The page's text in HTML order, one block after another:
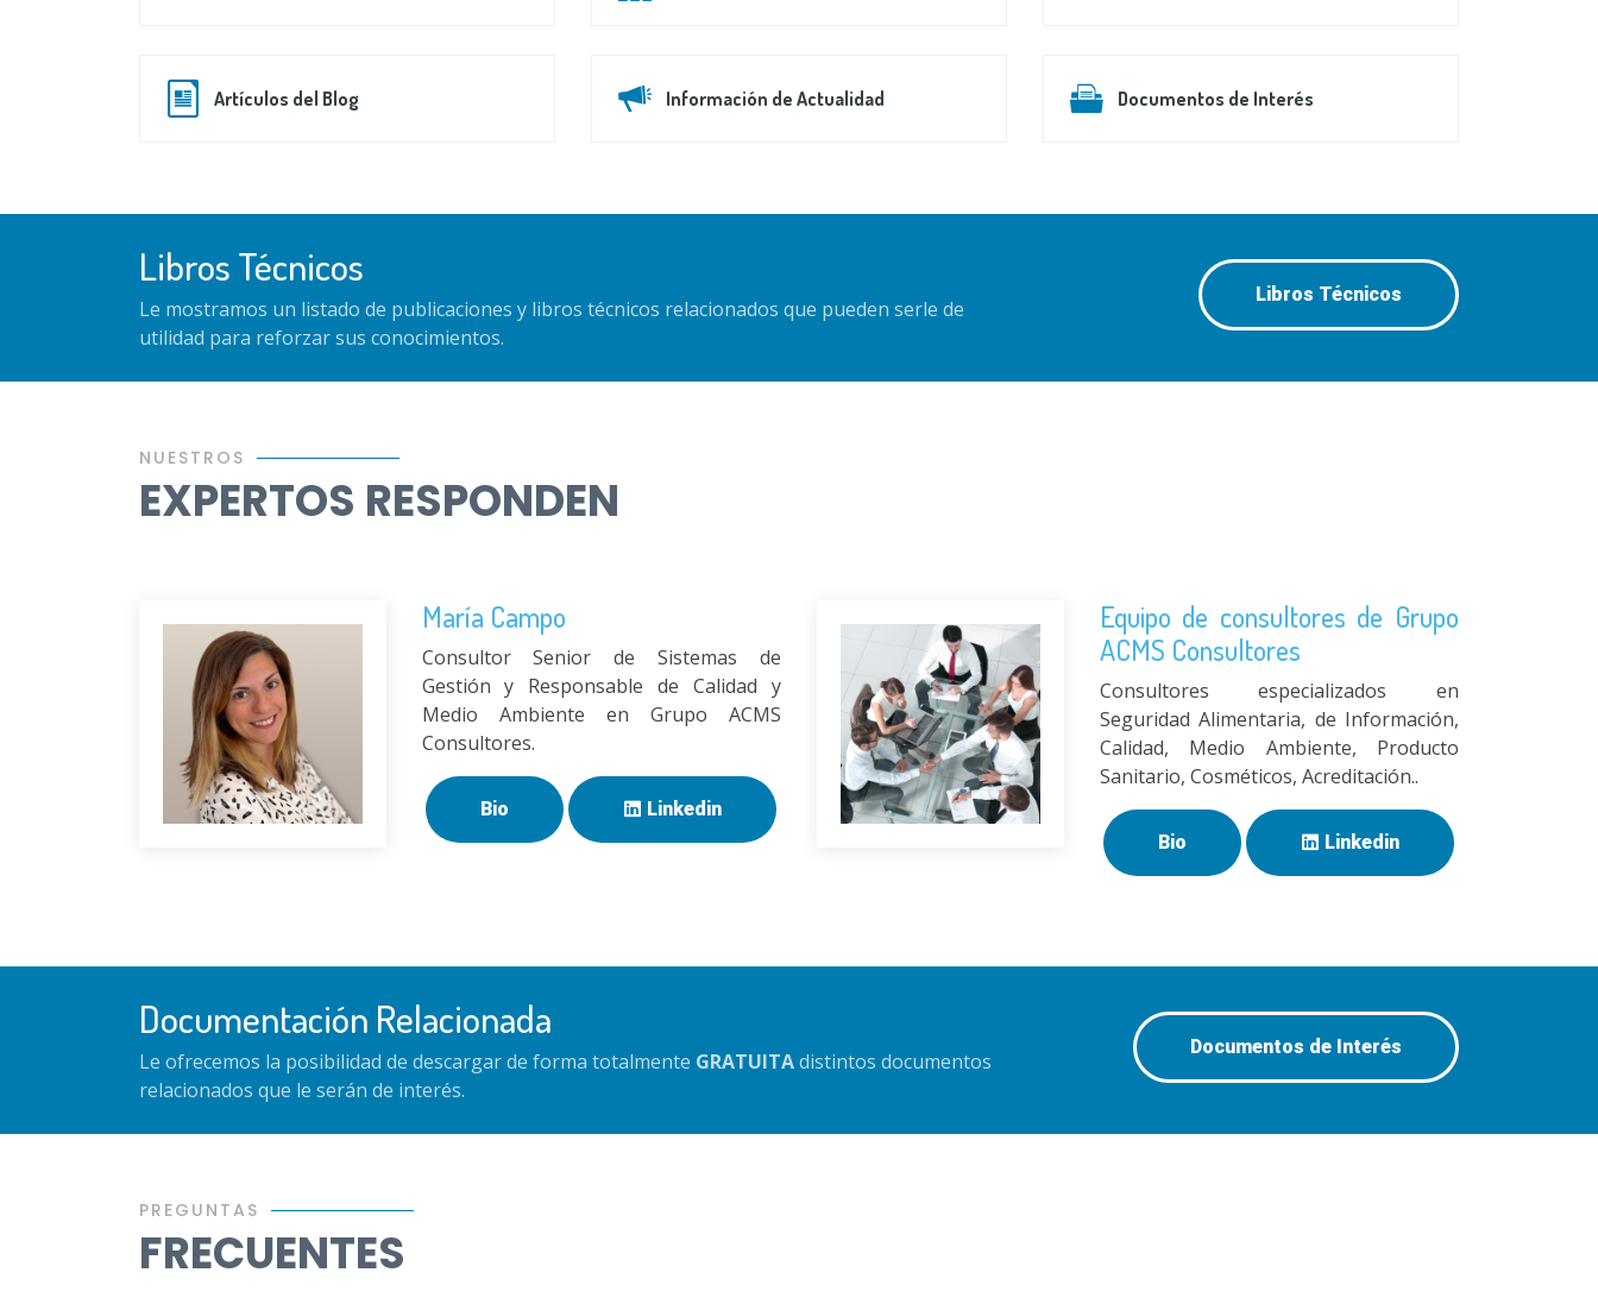
Artículos del Blog Información de Actualidad Documentos de Interés
Libros Técnicos
Le mostramos un listado de publicaciones y libros técnicos relacionados que pueden serle de
utilidad para reforzar sus conocimientos.
Libros Técnicos
NUESTROS
EXPERTOS RESPONDEN
María Campo
Consultor Senior de Sistemas de
Gestión y Responsable de Calidad y
Medio Ambiente en Grupo ACMS
Consultores.
Bio Linkedin
Equipo de consultores de Grupo
ACMS Consultores
Consultores especializados en
Seguridad Alimentaria, de Información,
Calidad, Medio Ambiente, Producto
Sanitario, Cosméticos, Acreditación..
Bio Linkedin
Documentación Relacionada
Le ofrecemos la posibilidad de descargar de forma totalmente GRATUITAdistintos documentos
relacionados que le serán de interés.
Documentos de Interés
PREGUNTAS
FRECUENTES